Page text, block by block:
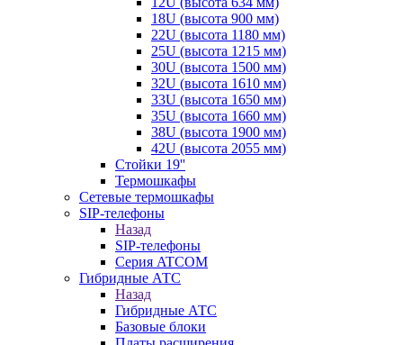
18U (высота 900 мм)
22U (высота 1180 мм)
25U (высота 1215 мм)
30U (высота 1500 мм)
32U (высота 1610 мм)
33U (высота 1650 мм)
35U (высота 1660 мм)
38U (высота 1900 мм)
42U (высота 2055 мм)
Стойки 19''
Термошкафы
Сетевые термошкафы
SIP-телефоны
Назад
SIP-телефоны
Серия ATCOM
Гибридные АТС
Назад
Гибридные АТС
Базовые блоки